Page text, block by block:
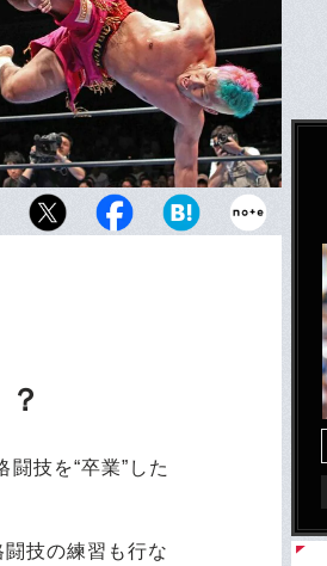
全日本プロレス両国大会でプロレスデ
戦が見込まれている
技を“卒業”した
技の練習も行な